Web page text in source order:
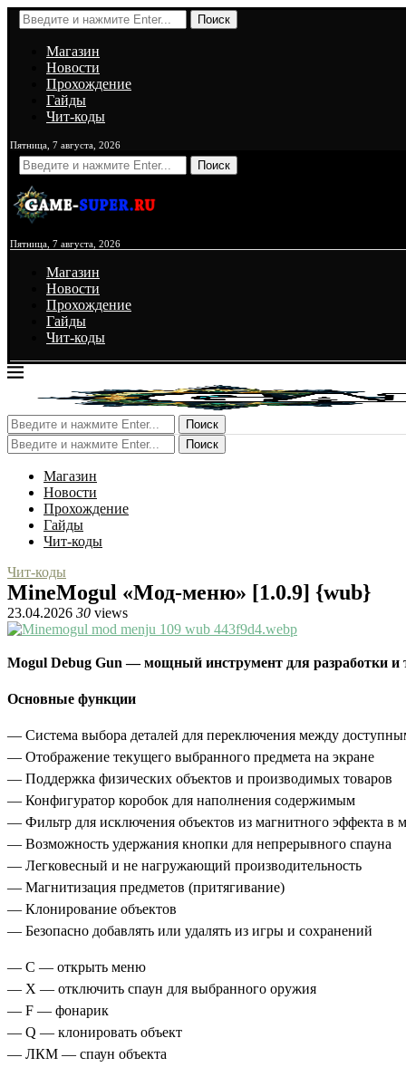
Поиск
Магазин
Новости
Прохождение
Гайды
Чит-коды
Пятница, 7 августа, 2026
Поиск
Пятница, 7 августа, 2026
Магазин
Новости
Прохождение
Гайды
Чит-коды
Поиск
Поиск
Магазин
Новости
Прохождение
Гайды
Чит-коды
Чит-коды
MineMogul «Мод-меню» [1.0.9] {wub}
23.04.2026 30 views
Mogul Debug Gun — мощный инструмент для разработки и
Основные функции
— Система выбора деталей для переключения между
— Отображение текущего выбранного предмета на экране
— Поддержка физических объектов и производимых товаров
— Конфигуратор коробок для наполнения содержимым
— Фильтр для исключения объектов из магнитного эффекта в
— Возможность удержания кнопки для непрерывного спауна
— Легковесный и не нагружающий производительность
— Магнитизация предметов (притягивание)
— Клонирование объектов
— Безопасно добавлять или удалять из игры и сохранений
— C — открыть меню
— X — отключить спаун для выбранного оружия
— F — фонарик
— Q — клонировать объект
— ЛКМ — спаун объекта